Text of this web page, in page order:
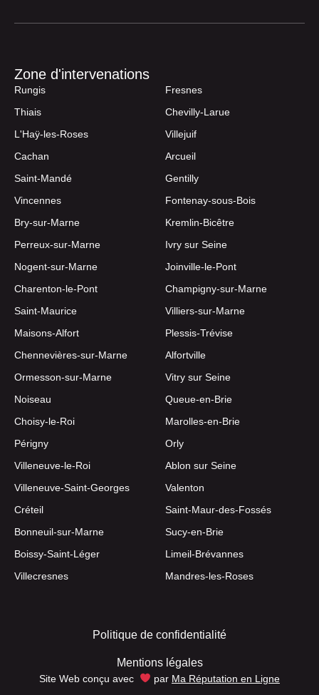
Zone d'intervenations
Rungis
Fresnes
Thiais
Chevilly-Larue
L'Haÿ-les-Roses
Villejuif
Cachan
Arcueil
Saint-Mandé
Gentilly
Vincennes
Fontenay-sous-Bois
Bry-sur-Marne
Kremlin-Bicêtre
Perreux-sur-Marne
Ivry sur Seine
Nogent-sur-Marne
Joinville-le-Pont
Charenton-le-Pont
Champigny-sur-Marne
Saint-Maurice
Villiers-sur-Marne
Maisons-Alfort
Plessis-Trévise
Chennevières-sur-Marne
Alfortville
Ormesson-sur-Marne
Vitry sur Seine
Noiseau
Queue-en-Brie
Choisy-le-Roi
Marolles-en-Brie
Périgny
Orly
Villeneuve-le-Roi
Ablon sur Seine
Villeneuve-Saint-Georges
Valenton
Créteil
Saint-Maur-des-Fossés
Bonneuil-sur-Marne
Sucy-en-Brie
Boissy-Saint-Léger
Limeil-Brévannes
Villecresnes
Mandres-les-Roses
Politique de confidentialité
Mentions légales
Site Web conçu avec par Ma Réputation en Ligne